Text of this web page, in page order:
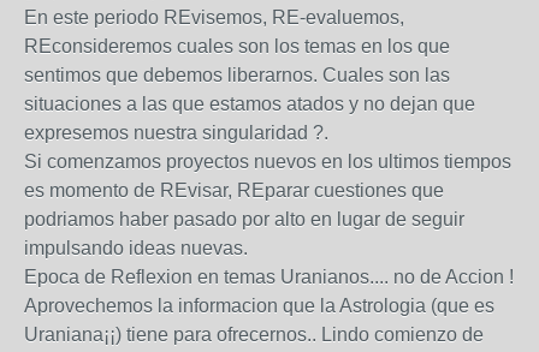
En este periodo REvisemos, RE-evaluemos,
REconsideremos cuales son los temas en los que
sentimos que debemos liberarnos. Cuales son las
situaciones a las que estamos atados y no dejan que
expresemos nuestra singularidad ?.
Si comenzamos proyectos nuevos en los ultimos tiempos
es momento de REvisar, REparar cuestiones que
podriamos haber pasado por alto en lugar de seguir
impulsando ideas nuevas.
Epoca de Reflexion en temas Uranianos.... no de Accion !
Aprovechemos la informacion que la Astrologia (que es
Uraniana¡¡) tiene para ofrecernos.. Lindo comienzo de